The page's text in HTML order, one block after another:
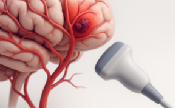
(IGF), Zentrales
Mittelstand (ZIM) und
INNO-KOM. Auf dem
2025 am 5. Juni 2025 in
das Bundesministerium für
eine gute Nachricht:
Verpflichtungsermächtigungen in